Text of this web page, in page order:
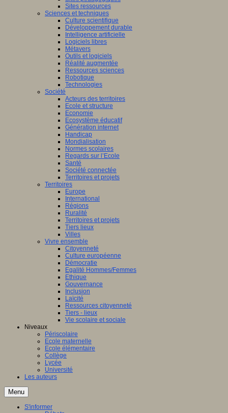
Sites ressources
Sciences et techniques
Culture scientifique
Développement durable
Intelligence artificielle
Logiciels libres
Métavers
Outils et logiciels
Réalité augmentée
Ressources sciences
Robotique
Technologies
Société
Acteurs des territoires
Ecole et structure
Economie
Ecosystème éducatif
Génération internet
Handicap
Mondialisation
Normes scolaires
Regards sur l’Ecole
Santé
Société connectée
Territoires et projets
Territoires
Europe
International
Régions
Ruralité
Territoires et projets
Tiers lieux
Villes
Vivre ensemble
Citoyenneté
Culture européenne
Démocratie
Egalité Hommes/Femmes
Ethique
Gouvernance
Inclusion
Laïcité
Ressources citoyenneté
Tiers - lieux
Vie scolaire et sociale
Niveaux
Périscolaire
Ecole maternelle
Ecole élémentaire
Collège
Lycée
Université
Les auteurs
Menu
S'informer